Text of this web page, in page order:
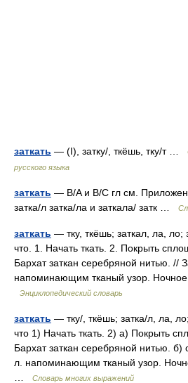
заткать — (I), затку/, ткёшь, тку/т …
русского языка
заткать — B/A и B/C гл см.
затка/л затка/ла и заткала/ затк …
заткать — тку, ткёшь; заткал, ла, ло;
что. 1. Начать ткать. 2. Покрыть
Бархат заткан серебряной нитью. //
напоминающим тканый узор. Ночное
Энциклопедический словарь
заткать — тку/, ткёшь; затка/л, ла,
что 1) Начать ткать. 2) а) Покрыть
Бархат заткан серебряной нитью. б)
л. напоминающим тканый узор.
Словарь многих выражений